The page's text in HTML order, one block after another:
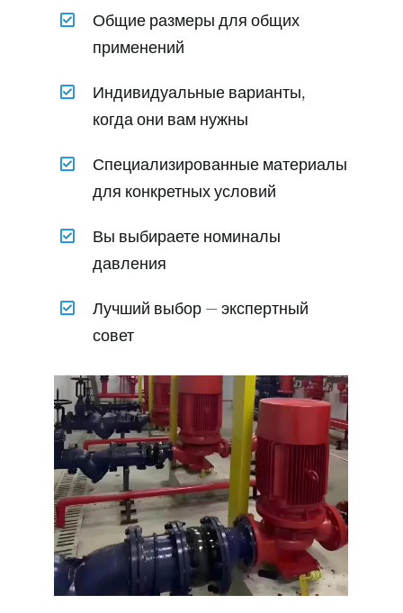
Общие размеры для общих
применений
Индивидуальные варианты,
когда они вам нужны
Специализированные материалы
для конкретных условий
Вы выбираете номиналы
давления
Лучший выбор — экспертный
совет